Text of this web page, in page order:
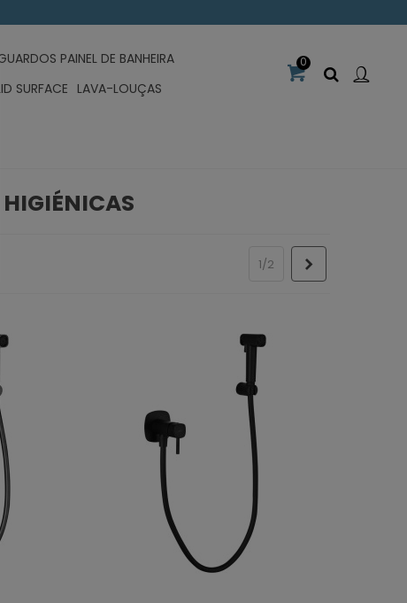
PAINEL DE BANHEIRA
SURFACE LAVA-LOUÇAS
0
1/2